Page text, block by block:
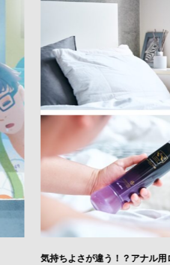
気持ちよさが違う！？アナル用